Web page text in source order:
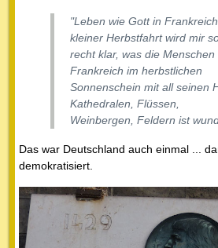
"Leben wie Gott in
kleiner Herbstfahrt wird mir
recht klar, was die Menschen
Frankreich im herbstlichen
Sonnenschein mit all seinen
Kathedralen, Flüssen,
Weinbergen, Feldern ist
Das war Deutschland auch einmal ...
demokratisiert.